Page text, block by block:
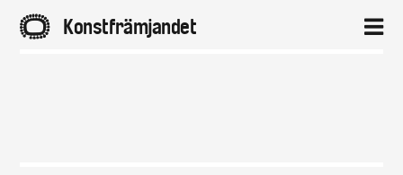
A Konstfrämjandet 2